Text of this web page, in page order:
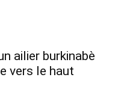
ailier burkinabè
vers le haut